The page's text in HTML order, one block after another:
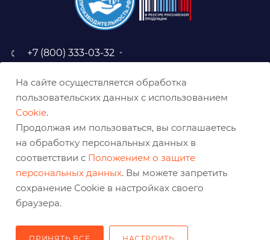
+7 (800) 333-03-32
baz@belabraziv.ru
308009, Россия, г. Белгород,
На сайте осуществляется обработка
пользовательских данных с использованием
Cookie.
Продолжая им пользоваться, вы соглашаетесь
на обработку персональных данных в
соответствии с Положением о защите
персональных данных. Вы можете запретить
сохранение Cookie в настройках своего
браузера.